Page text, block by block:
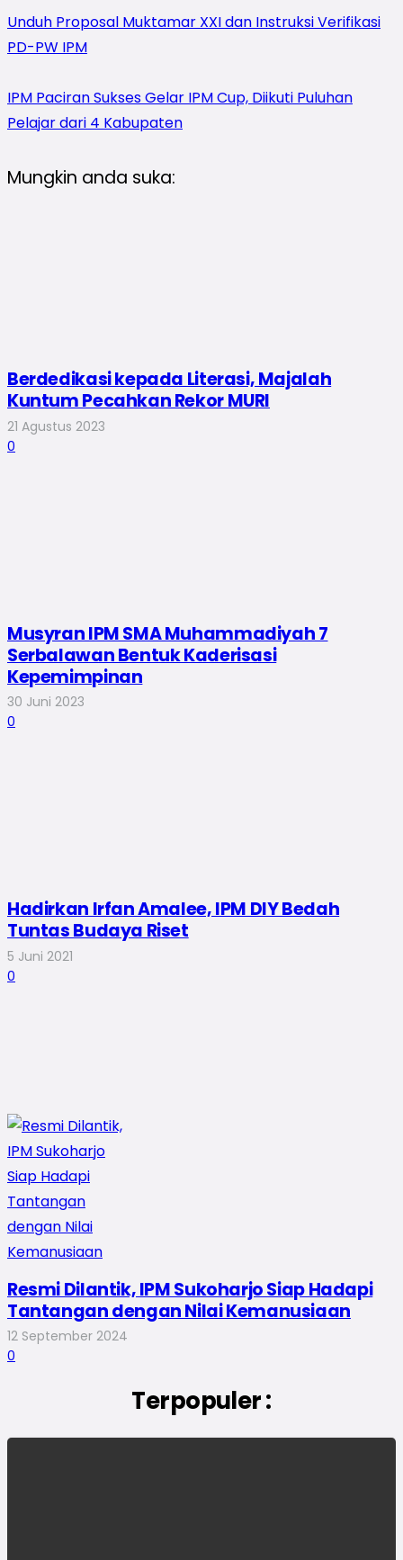
Unduh Proposal Muktamar XXI dan Instruksi Verifikasi
PD-PW IPM
IPM Paciran Sukses Gelar IPM Cup, Diikuti Puluhan
Pelajar dari 4 Kabupaten
Mungkin anda suka:
Berdedikasi kepada Literasi, Majalah
Kuntum Pecahkan Rekor MURI
21 Agustus 2023
0
Musyran IPM SMA Muhammadiyah 7
Serbalawan Bentuk Kaderisasi
Kepemimpinan
30 Juni 2023
0
Hadirkan Irfan Amalee, IPM DIY Bedah
Tuntas Budaya Riset
5 Juni 2021
0
Resmi Dilantik, IPM Sukoharjo Siap Hadapi
Tantangan dengan Nilai Kemanusiaan
12 September 2024
0
Terpopuler :